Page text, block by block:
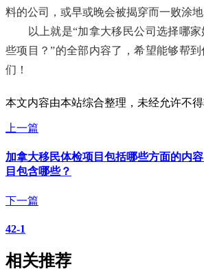
料的公司，或早或晚会被揭穿而一败涂
以上就是“加拿大移民公司选择哪家
些项目？”的全部内容了，希望能够帮
们！
本文内容由本站综合整理，未经允许不得
上一篇
加拿大移民体检项目包括哪些方面的内
目包含哪些？
下一篇
42-1
相关推荐